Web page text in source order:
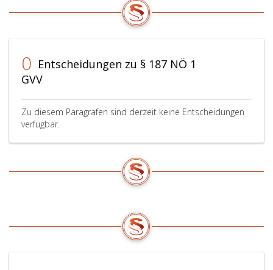
0 Entscheidungen zu § 187 NÖ 1
GVV
Zu diesem Paragrafen sind derzeit keine Entscheidungen
verfügbar.